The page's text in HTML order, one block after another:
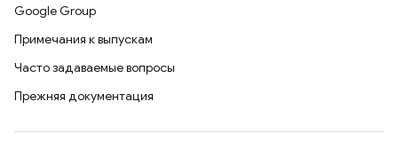
Google Group
Примечания к выпускам
Часто задаваемые вопросы
Прежняя документация